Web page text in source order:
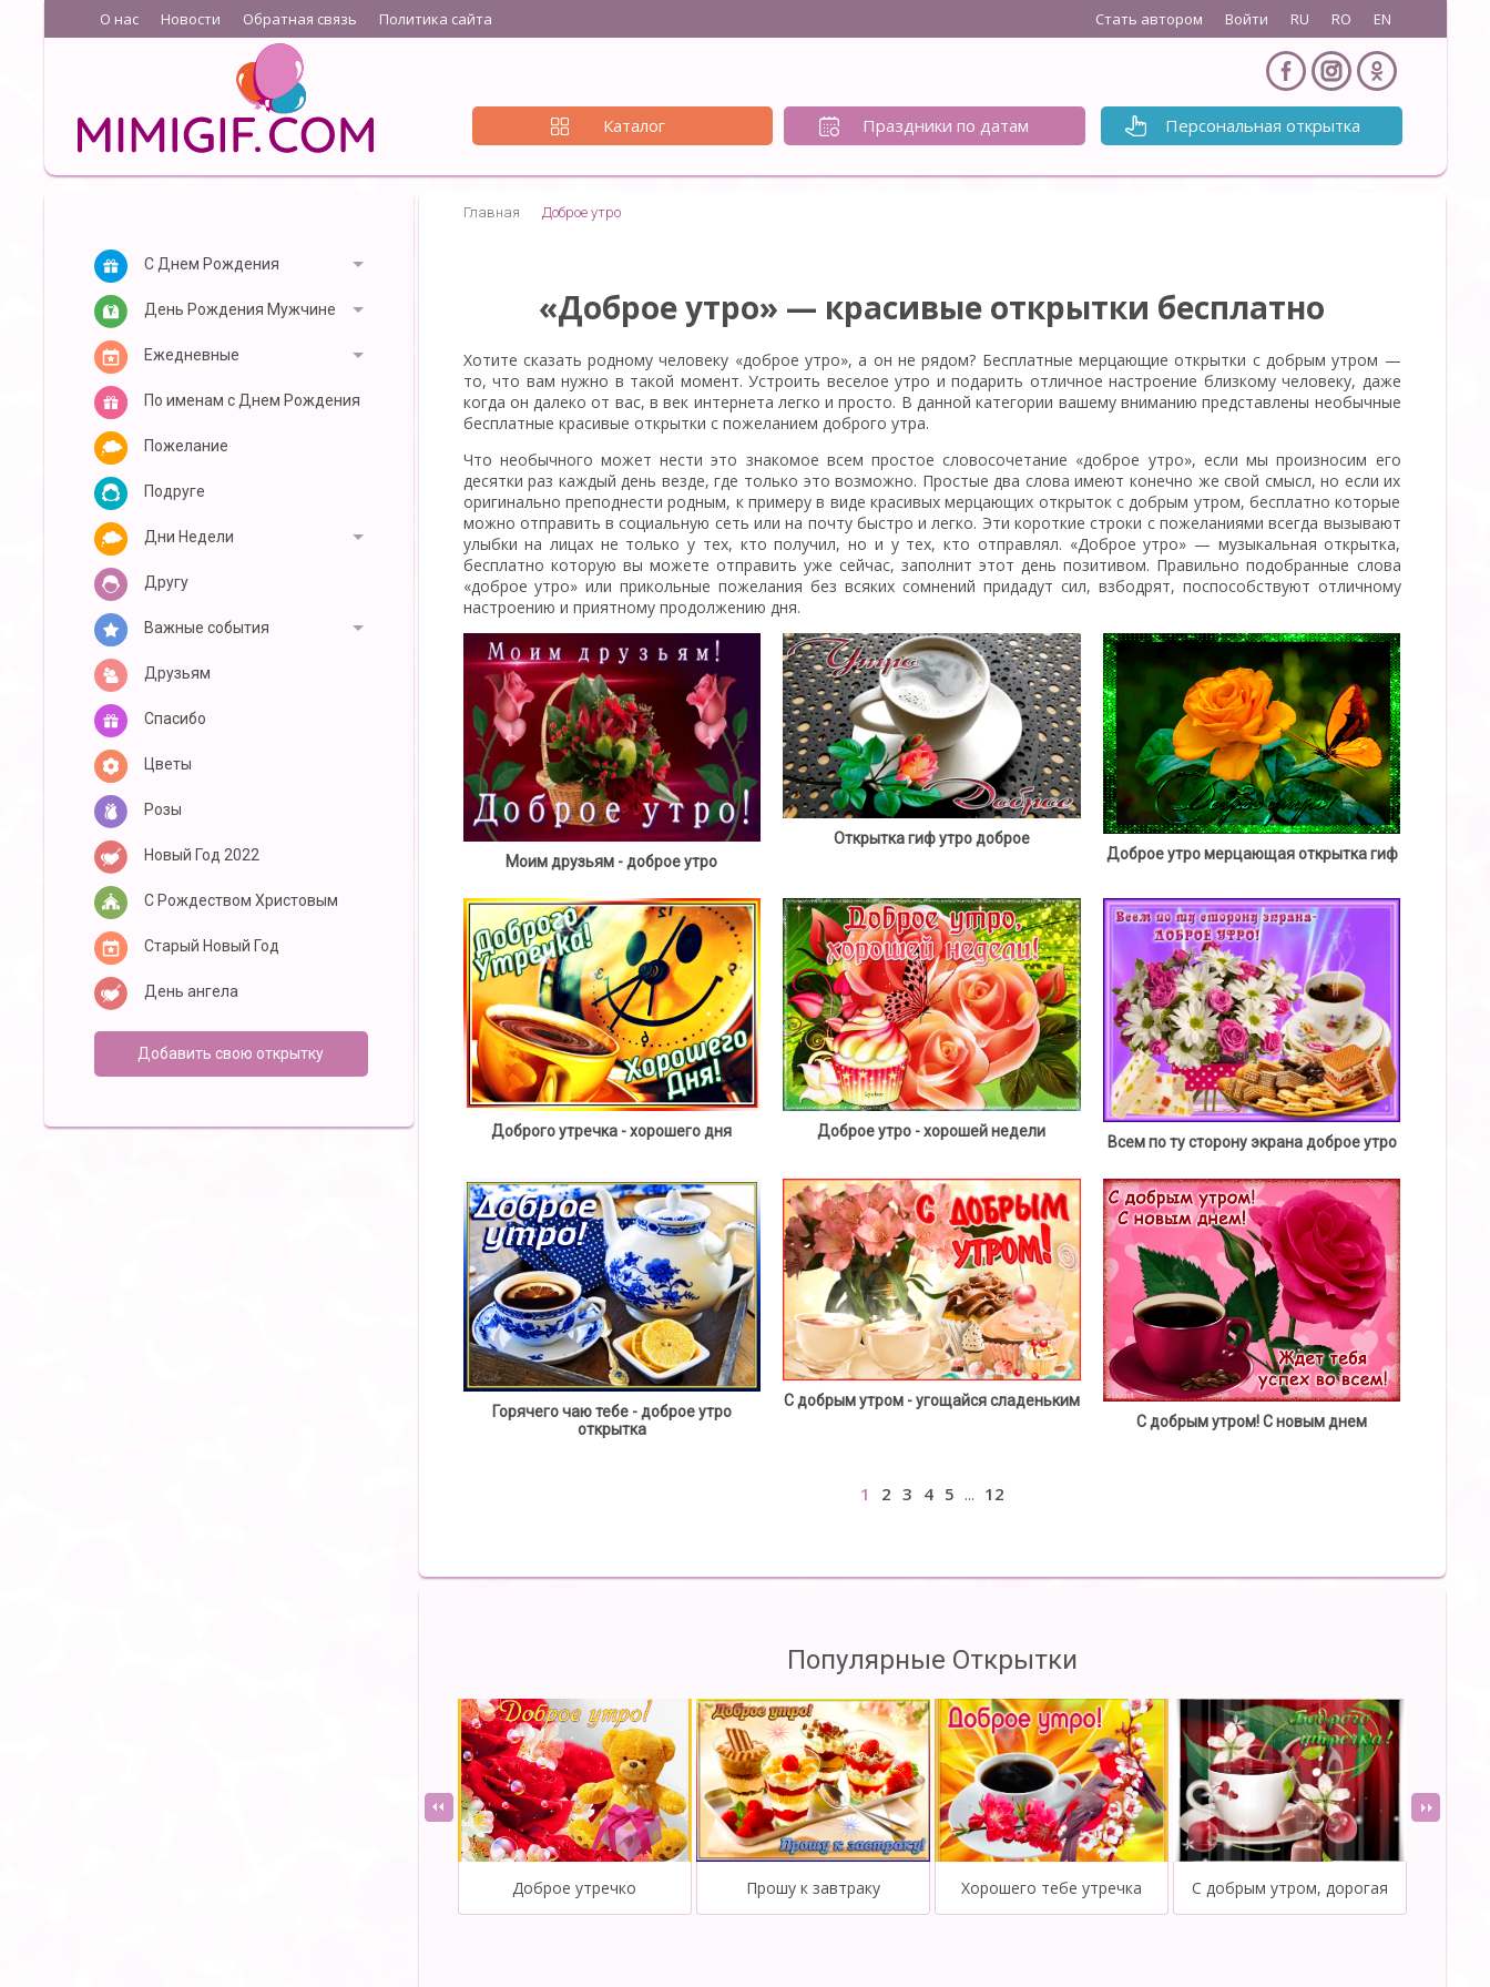
О нас Новости Обратная связь Политика сайта Стать автором Войти RU RO EN
Каталог Праздники по датам Персональная открытка
С Днем Рождения
День Рождения Мужчине
Ежедневные
По именам с Днем Рождения
Пожелание
Подруге
Дни Недели
Другу
Важные события
Друзьям
Спасибо
Цветы
Розы
Новый Год 2022
С Рождеством Христовым
Старый Новый Год
День ангела
Добавить свою открытку
Главная Доброе утро
«Доброе утро» — красивые открытки бесплатно
Хотите сказать родному человеку «доброе утро», а он не рядом? Бесплатные мерцающие открытки с добрым утром —
то, что вам нужно в такой момент. Устроить веселое утро и подарить отличное настроение близкому человеку, даже
когда он далеко от вас, в век интернета легко и просто. В данной категории вашему вниманию представлены необычные
бесплатные красивые открытки с пожеланием доброго утра.
Что необычного может нести это знакомое всем простое словосочетание «доброе утро», если мы произносим его
десятки раз каждый день везде, где только это возможно. Простые два слова имеют конечно же свой смысл, но если их
оригинально преподнести родным, к примеру в виде красивых мерцающих открыток с добрым утром, бесплатно которые
можно отправить в социальную сеть или на почту быстро и легко. Эти короткие строки с пожеланиями всегда вызывают
улыбки на лицах не только у тех, кто получил, но и у тех, кто отправлял. «Доброе утро» — музыкальная открытка,
бесплатно которую вы можете отправить уже сейчас, заполнит этот день позитивом. Правильно подобранные слова
«доброе утро» или прикольные пожелания без всяких сомнений придадут сил, взбодрят, поспособствуют отличному
настроению и приятному продолжению дня.
Моим друзьям - доброе утро
Открытка гиф утро доброе
Доброе утро мерцающая открытка гиф
Доброго утречка - хорошего дня Доброе утро - хорошей недели
Всем по ту сторону экрана доброе утро
Горячего чаю тебе - доброе утро
открытка
С добрым утром - угощайся сладеньким
С добрым утром! С новым днем
1 2 3 4 5 ... 12
Популярные Открытки
Доброе утречко Прошу к завтраку Хорошего тебе утречка С добрым утром, дорогая